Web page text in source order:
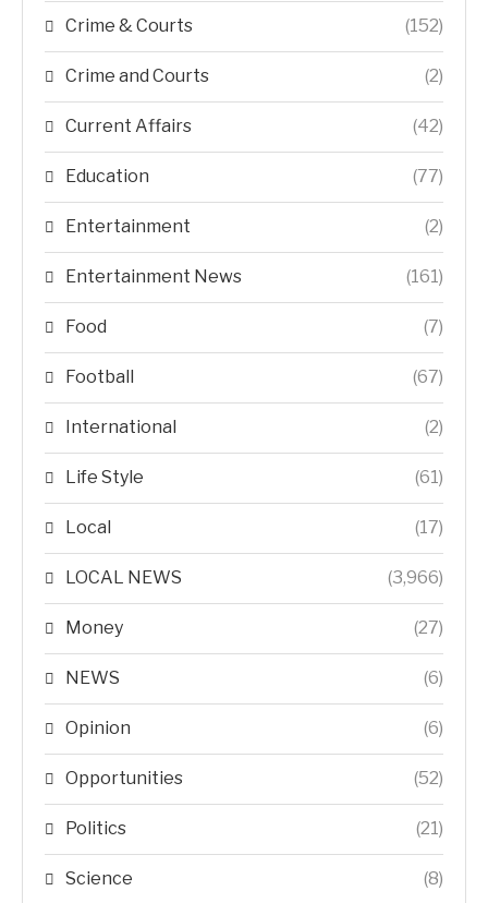
Crime & Courts (152)
Crime and Courts (2)
Current Affairs (42)
Education (77)
Entertainment (2)
Entertainment News (161)
Food (7)
Football (67)
International (2)
Life Style (61)
Local (17)
LOCAL NEWS (3,966)
Money (27)
NEWS (6)
Opinion (6)
Opportunities (52)
Politics (21)
Science (8)